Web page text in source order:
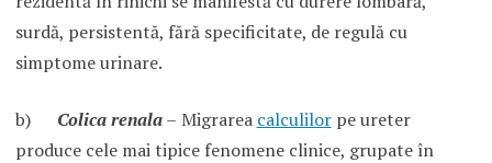
surdă, persistentă, fără specificitate, de regulă cu
simptome urinare.
b) Colica renala– Migrarea calculilorpe ureter
produce cele mai tipice fenomene clinice, grupate în